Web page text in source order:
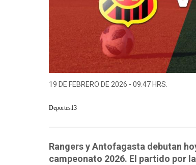
19 DE FEBRERO DE 2026 - 09:47 HRS.
Deportes13
Rangers y Antofagasta debutan
campeonato 2026. El partido por